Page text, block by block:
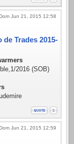
Jun 21, 2015 12:58
de Trades 2015-
2016 (SOB)
Jun 21, 2015 12:59